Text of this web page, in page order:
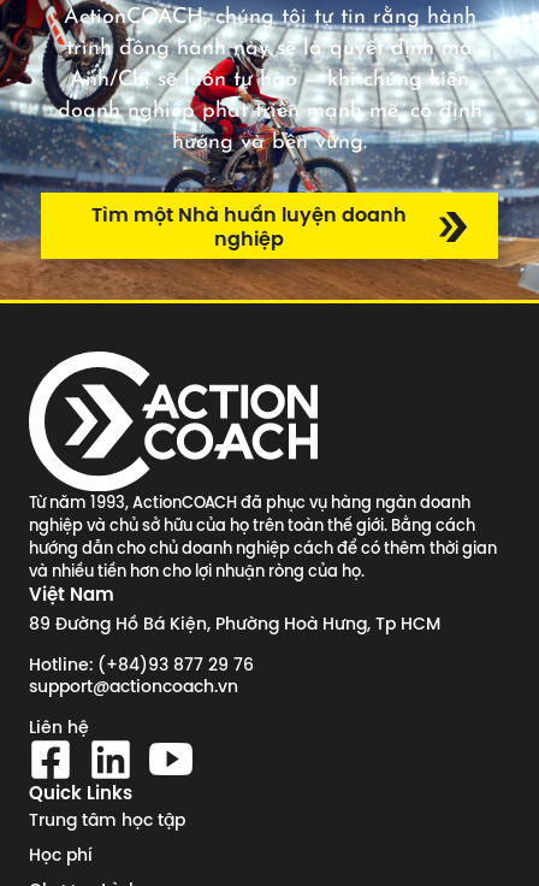
ActionCOACH, chúng tôi tự tin rằng hành
trình đồng hành này sẽ là quyết định mà
Anh/Chị sẽ luôn tự hào — khi chứng kiến
doanh nghiệp phát triển mạnh mẽ, có định
hướng và bền vững.
Tìm một Nhà huấn luyện doanh
nghiệp
Từ năm 1993, ActionCOACH đã phục vụ hàng ngàn doanh
nghiệp và chủ sở hữu của họ trên toàn thế giới. Bằng cách
hướng dẫn cho chủ doanh nghiệp cách để có thêm thời gian
và nhiều tiền hơn cho lợi nhuận ròng của họ.
Việt Nam
89 Đường Hồ Bá Kiện, Phường Hoà Hưng, Tp HCM
Hotline: (+84)93 877 29 76
support@actioncoach.vn
Liên hệ
Quick Links
Trung tâm học tập
Học phí